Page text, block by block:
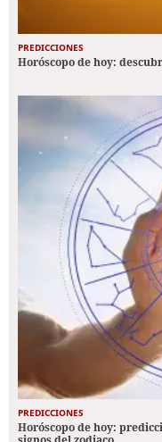
PREDICCIONES
Horóscopo de hoy:
PREDICCIONES
Horóscopo de hoy: